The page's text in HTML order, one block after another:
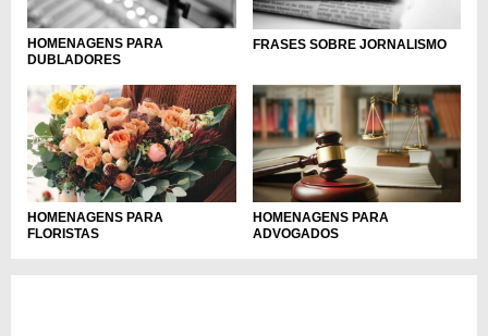
HOMENAGENS PARA
DUBLADORES
FRASES SOBRE JORNALISMO
HOMENAGENS PARA
FLORISTAS
HOMENAGENS PARA
ADVOGADOS